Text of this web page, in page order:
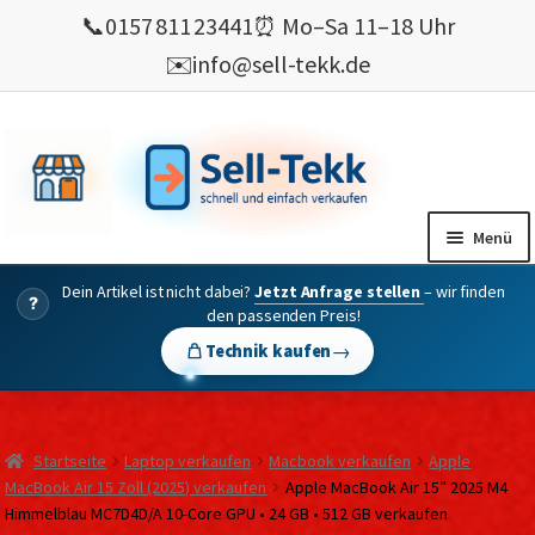
📞0157 811 23441⏰ Mo–Sa 11–18 Uhr
✉️info@sell-tekk.de
springen
springen
Menü
Mein Konto
verkaufen
💰 Bonusprogramm
Wie’s geht ?
?
Dein Artikel ist nicht dabei?Jetzt Anfrage stellen – wir finden
den passenden Preis!
Technik kaufen→
Startseite Laptop verkaufen Macbook verkaufen
Apple
MacBook Air 15 Zoll (2025) verkaufen
Apple MacBook Air 15″ 2025 M4
Himmelblau MC7D4D/A 10-Core GPU • 24 GB • 512 GB verkaufen